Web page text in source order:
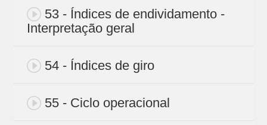
53 - Índices de endividamento -
Interpretação geral
54 - Índices de giro
55 - Ciclo operacional